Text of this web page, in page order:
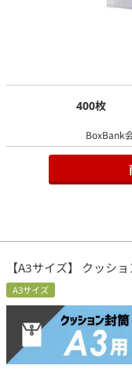
400枚
BoxBank
【A3サイズ】 クッシ
A3サイズ